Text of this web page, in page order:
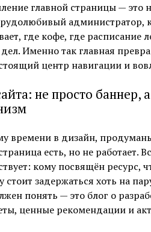
главной страницы — это
администратор,
где кофе, где расписание
Именно так главная
центр навигации и
не просто баннер, а
времени в дизайн,
есть, но не работает.
кому посвящён ресурс,
стоит задержаться хоть на
понять — это блог о
ценные рекомендации и